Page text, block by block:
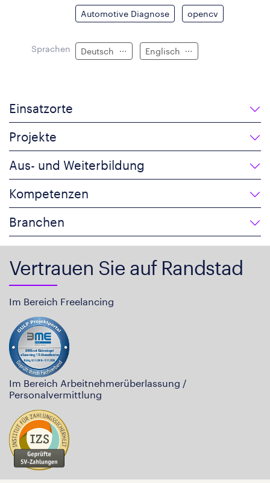
Automotive Diagnose opencv
Sprachen Deutsch Englisch
Einsatzorte
Projekte
Aus- und Weiterbildung
Kompetenzen
Branchen
Vertrauen Sie auf Randstad
Im Bereich Freelancing
Im Bereich Arbeitnehmerüberlassung /
Personalvermittlung